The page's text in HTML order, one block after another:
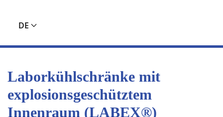
DE
Laborkühlschränke mit
explosionsgeschütztem
Innenraum (LABEX®)